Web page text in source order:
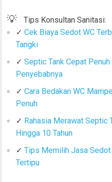
💡
Tips Konsultan Sanitasi:
✓ Cek Biaya Sedot WC
Tangki
✓ Septic Tank Cepat
Penyebabnya
✓ Cara Bedakan WC
Penuh
✓ Rahasia Merawat Septic
Hingga 10 Tahun
✓ Tips Memilih Jasa
Tertipu